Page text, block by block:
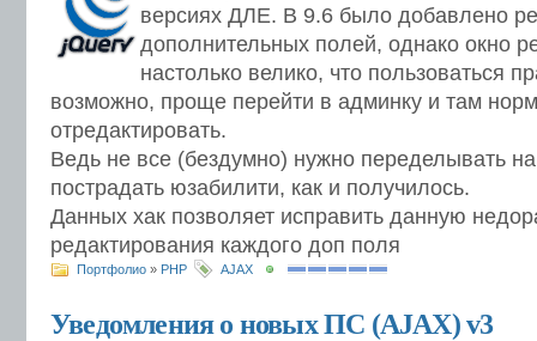
версиях ДЛЕ. В 9.6 было добавлено
дополнительных полей, однако окно
настолько велико, что пользоваться
возможно, проще перейти в админку и там
отредактировать.
Ведь не все (бездумно) нужно переделывать
пострадать юзабилити, как и получилось.
Данных хак позволяет исправить данную
редактирования каждого доп поля
Портфолио » PHP AJAX
Уведомления о новых ПС (AJAX) v3